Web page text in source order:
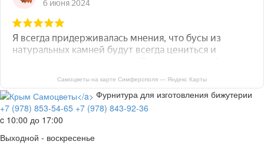
Самоцветы на карте Симферополя — Яндекс Карты
Фурнитура для изготовления бижутерии
+7 (978) 853-54-65 +7 (978) 843-92-36
c 10:00 до 17:00
Выходной - воскресенье